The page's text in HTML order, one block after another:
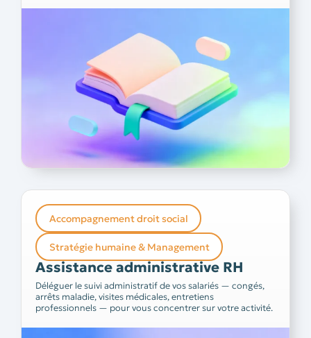
prendre rendez-vous
Accompagnement droit social
Stratégie humaine & Management
Assistance administrative RH
Déléguer le suivi administratif de vos salariés — congés,
arrêts maladie, visites médicales, entretiens
professionnels — pour vous concentrer sur votre activité.
Assistance administrative RH
Gérer l’ensemble des formalités administratives liées à
son personnel est souvent chronophage et source
d’erreurs.
Vous souhaitez déléguer cette partie et vous
concentrer sur votre cœur de métier ?
Nos
gestionnaires prennent en charge l’intégralité du suivi
administratif de vos salariés — pour que vous gagniez